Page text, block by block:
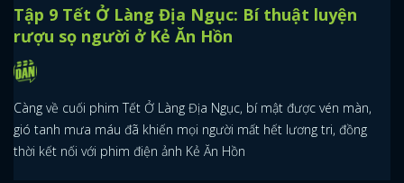
Tập 9 Tết Ở Làng Địa Ngục: Bí thuật luyện
rượu sọ người ở Kẻ Ăn Hồn
Càng về cuối phim Tết Ở Làng Địa Ngục, bí mật được vén màn,
gió tanh mưa máu đã khiến mọi người mất hết lương tri, đồng
thời kết nối với phim điện ảnh Kẻ Ăn Hồn